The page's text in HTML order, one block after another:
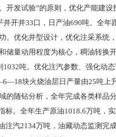
开发试验”的原则，优化产能建
井开井33口，日产油690吨。全
。优化井型设计，优化注采系统
储量动用程度为核心，稠油转换
1032吨。优化注汽参数、强化动
块火烧油层日产量由25吨上
的随钻分析，全年完成各类样品
标。全年生产原油1018.6万吨
注汽2134万吨，油藏动态监测完